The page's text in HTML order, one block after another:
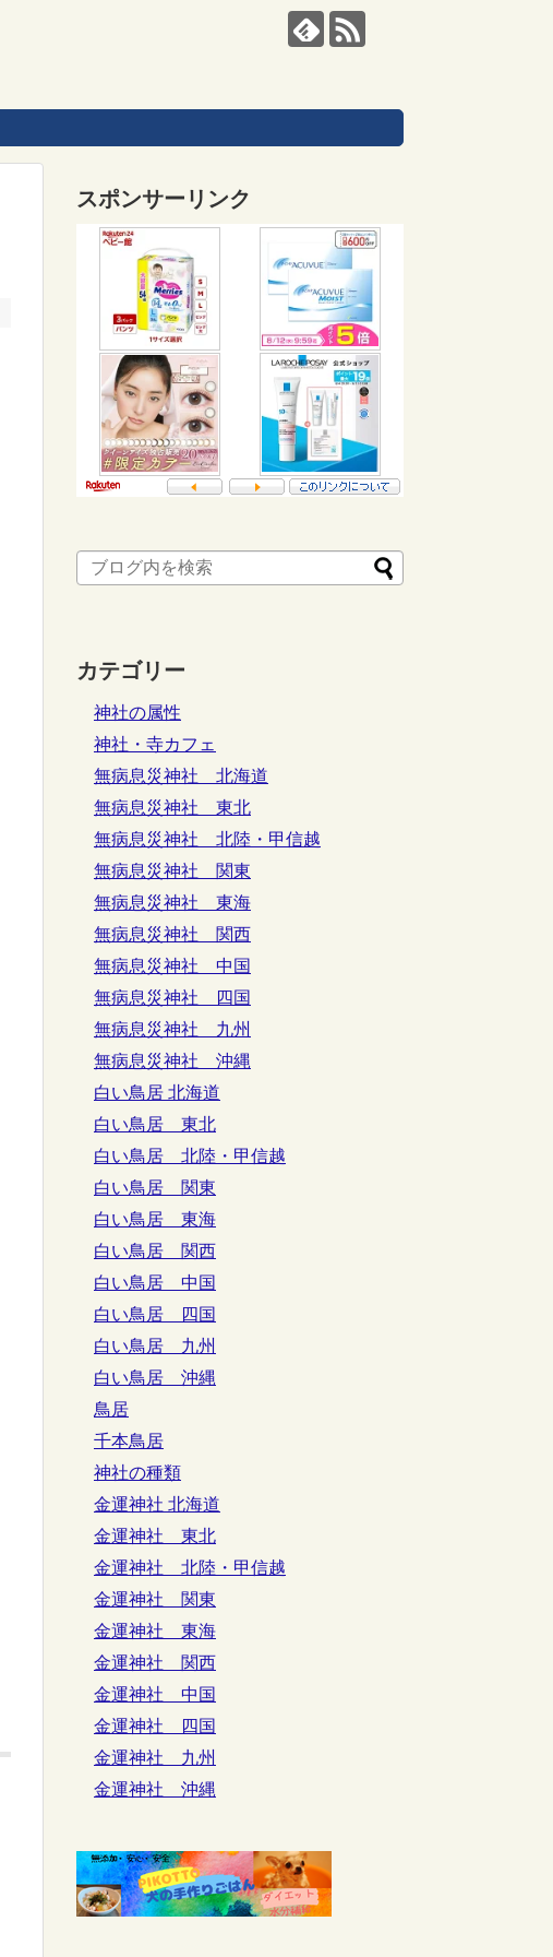
スポンサーリンク
カテゴリー
神社の属性
神社・寺カフェ
無病息災神社 北海道
無病息災神社 東北
無病息災神社 北陸・甲信越
無病息災神社 関東
無病息災神社 東海
無病息災神社 関西
無病息災神社 中国
無病息災神社 四国
無病息災神社 九州
無病息災神社 沖縄
白い鳥居 北海道
白い鳥居 東北
白い鳥居 北陸・甲信越
白い鳥居 関東
白い鳥居 東海
白い鳥居 関西
白い鳥居 中国
白い鳥居 四国
白い鳥居 九州
白い鳥居 沖縄
鳥居
千本鳥居
神社の種類
金運神社 北海道
金運神社 東北
金運神社 北陸・甲信越
金運神社 関東
金運神社 東海
金運神社 関西
金運神社 中国
金運神社 四国
金運神社 九州
金運神社 沖縄